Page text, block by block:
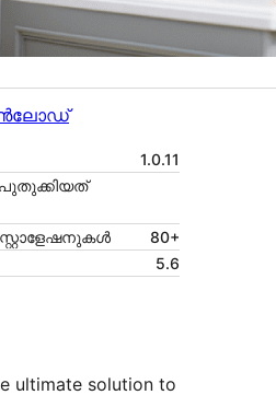
1.0.11
80+
5.6
ultimate solution to